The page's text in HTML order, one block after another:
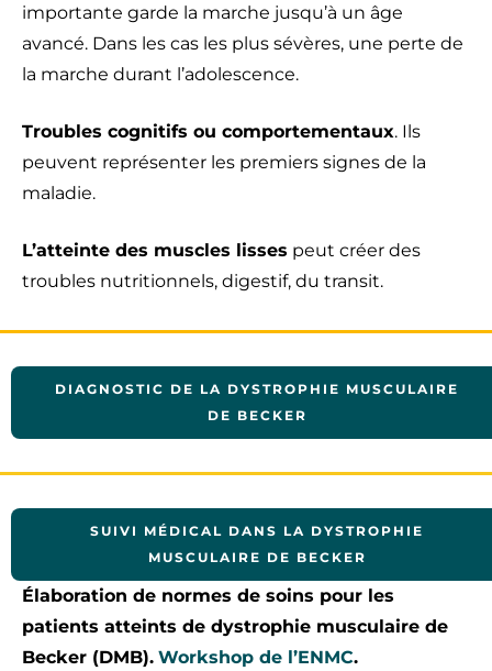
importante garde la marche jusqu’à un âge
avancé. Dans les cas les plus sévères, une perte de
la marche durant l’adolescence.
Troubles cognitifs ou comportementaux. Ils
peuvent représenter les premiers signes de la
maladie.
L’atteinte des muscles lisses peut créer des
troubles nutritionnels, digestif, du transit.
DIAGNOSTIC DE LA DYSTROPHIE MUSCULAIRE
DE BECKER
SUIVI MÉDICAL DANS LA DYSTROPHIE
MUSCULAIRE DE BECKER
Élaboration de normes de soins pour les
patients atteints de dystrophie musculaire de
Becker (DMB). Workshop de l’ENMC.